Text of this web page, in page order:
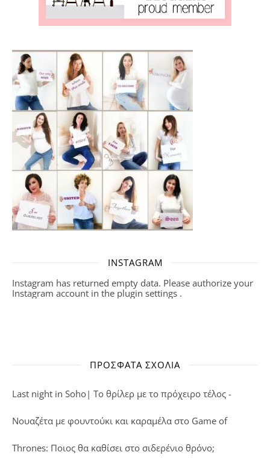
INSTAGRAM
Instagram has returned empty data. Please authorize your
Instagram account in the plugin settings .
ΠΡΌΣΦΑΤΑ ΣΧΌΛΙΑ
Last night in Soho| Το θρίλερ με το πρόχειρο τέλος -
Νουαζέτα με φουντούκι και καραμέλα στο Game of
Thrones: Ποιος θα καθίσει στο σιδερένιο θρόνο;